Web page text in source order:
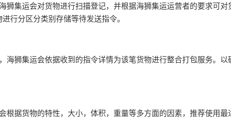
狮集运会对货物进行扫描登记，并根据海狮集运运营者的要求可
行分区分类别存储等待发送指令。
海狮集运会依据收到的指令详情为该笔货物进行整合打包服务。
根据货物的特性，大小，体积，重量等多方面的因素，推荐使用最